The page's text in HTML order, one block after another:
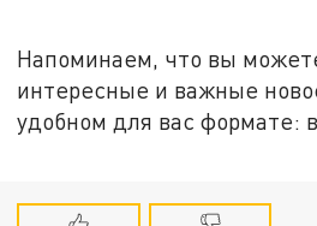
Напоминаем, что вы
интересные и важные
удобном для вас формате: в